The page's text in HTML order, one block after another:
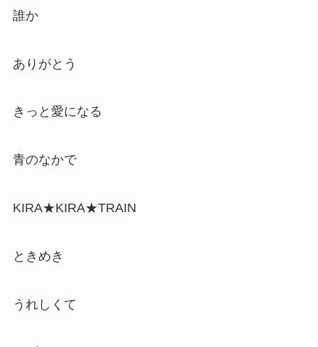
誰か
ありがとう
きっと愛になる
青のなかで
KIRA★KIRA★TRAIN
ときめき
うれしくて